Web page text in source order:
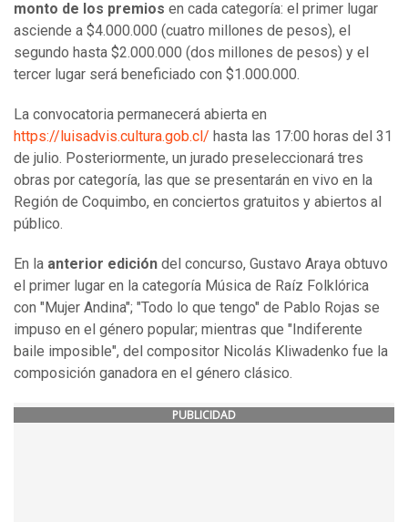
monto de los premios en cada categoría: el primer lugar
asciende a $4.000.000 (cuatro millones de pesos), el
segundo hasta $2.000.000 (dos millones de pesos) y el
tercer lugar será beneficiado con $1.000.000.
La convocatoria permanecerá abierta en
https://luisadvis.cultura.gob.cl/ hasta las 17:00 horas del 31
de julio. Posteriormente, un jurado preseleccionará tres
obras por categoría, las que se presentarán en vivo en la
Región de Coquimbo, en conciertos gratuitos y abiertos al
público.
En la anterior edición del concurso, Gustavo Araya obtuvo
el primer lugar en la categoría Música de Raíz Folklórica
con "Mujer Andina"; "Todo lo que tengo" de Pablo Rojas se
impuso en el género popular; mientras que "Indiferente
baile imposible", del compositor Nicolás Kliwadenko fue la
composición ganadora en el género clásico.
PUBLICIDAD